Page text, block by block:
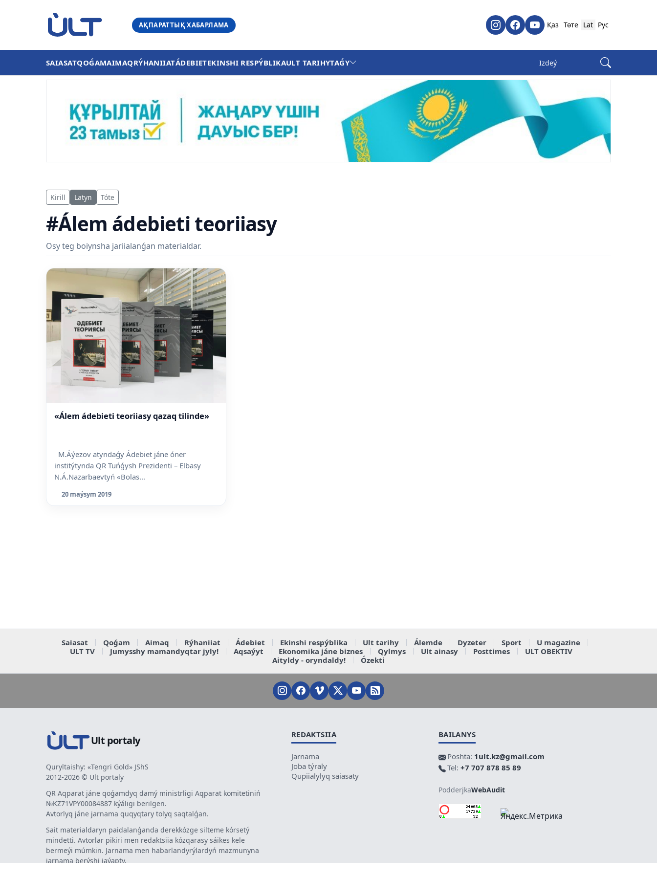
АҚПАРАТТЫҚ ХАБАРЛАМА Қаз Төте Lat Рус
SAIASATQOǴAMAIMAQRÝHANIIATÁDEBIETEKINSHI RESPÝBLIKAULT TARIHYTAǴY
Kirill Latyn Tóte
#Álem ádebieti teoriiasy
Osy teg boiynsha jariialanǵan materialdar.
«Álem ádebieti teoriiasy qazaq tilinde»
institýtynda QR Tuńǵysh Prezidenti – Elbasy
N.Á.Nazarbaevtyń «Bolas...
20 maýsym 2019
Saiasat Qoǵam Aimaq Rýhaniiat Ádebiet Ekinshi respýblika Ult tarihy Álemde Dyzeter Sport
U magazine
ULT TV
Jumysshy mamandyqtar jyly! Aqsaýyt Ekonomika jáne biznes Qylmys Ult ainasy Posttimes
ULT OBEKTIV
Aityldy - oryndaldy!
Ózekti
Ult portaly
Quryltaishy: «Tengri Gold» JShS
2012-2026 © Ult portaly
QR Aqparat jáne qoǵamdyq damý ministrligi Aqparat komitetiniń
№KZ71VPY00084887 kýáligi berilgen.
Avtorlyq jáne jarnama quqyqtary tolyq saqtalǵan.
Sait materialdaryn paidalanǵanda derekkózge silteme kórsetý
mindetti. Avtorlar pikiri men redaktsiia kózqarasy sáikes kele
bermeýi múmkin. Jarnama men habarlandyrýlardyń mazmunyna
jarnama berýshi jaýapty.
REDAKTSIIA
Jarnama
Joba týraly
Qupiialylyq saiasaty
BAILANYS
Poshta: 1ult.kz@gmail.com
Tel: +7 707 878 85 89
PodderjkaWebAudit